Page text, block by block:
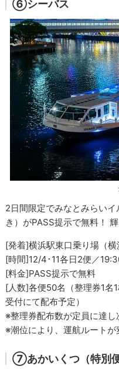
⑥シーバス
2日間限定でみなとみらい
き）がPASS提示で無料！
[発着]横浜駅東口乗り場（横
[時間]12/4･11各日2便／
[料金]PASS提示で無料
[人数]各便50名（整理券1名
受付にて配布予定）
※整理券配布数が定員に達し
※潮位により、運航ルート
⑦あかいくつ（特別便